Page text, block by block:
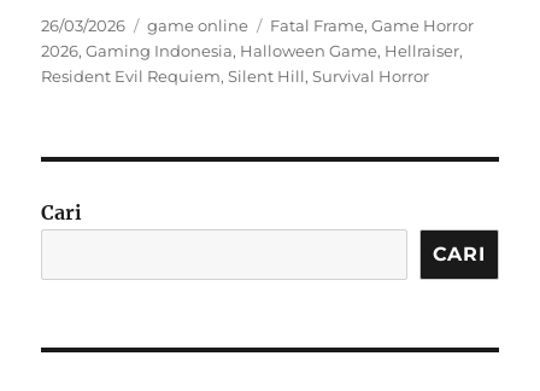
Posted
on
26/03/2026 Categories
game online Tags
Fatal Frame,Game Horror
2026,Gaming Indonesia, Halloween Game, Hellraiser,
Resident Evil Requiem,Silent Hill,Survival Horror
Cari
CARI